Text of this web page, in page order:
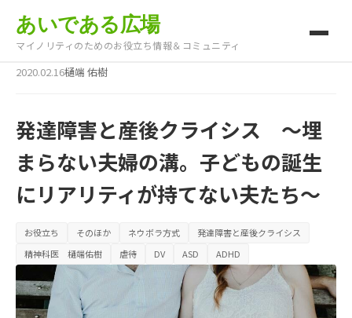
あいである広場
マイノリティのためのお役立ち情報＆コミュニティ
2020.02.16樋端 佑樹
発達障害と産後クライシス 〜埋
まらない夫婦の溝。子どもの誕生
にリアリティが持てない夫たち〜
お役立ち そのほか ネウボラ方式
発達障害と産後クライシス
精神科医 樋端佑樹
虐待 DV ASD ADHD